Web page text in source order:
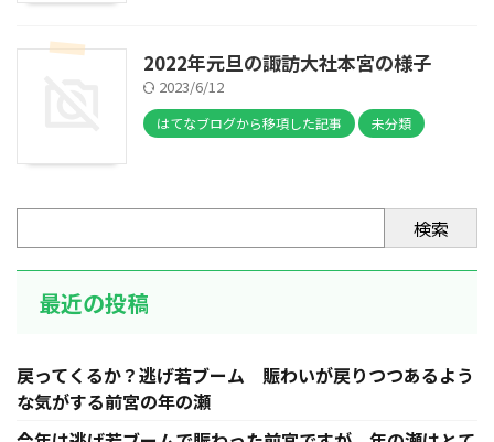
2022年元旦の諏訪大社本宮の様子
2023/6/12
はてなブログから移項した記事 未分類
検索
最近の投稿
戻ってくるか？逃げ若ブーム 賑わいが戻りつつあるよう
な気がする前宮の年の瀬